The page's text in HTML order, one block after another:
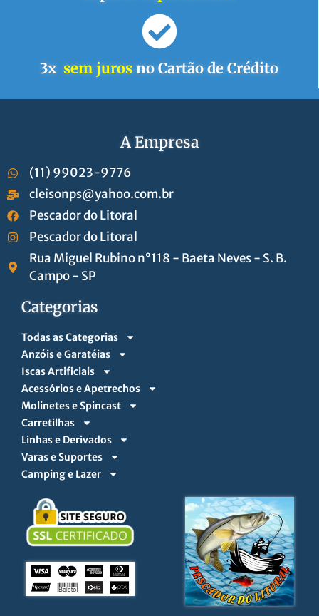
3x sem juros no Cartão de Crédito
A Empresa
(11) 99023-9776
cleisonps@yahoo.com.br
Pescador do Litoral
Pescador do Litoral
Rua Miguel Rubino n°118 - Baeta Neves - S. B.
Campo - SP
Categorias
Todas as Categorias
Anzóis e Garatéias
Iscas Artificiais
Acessórios e Apetrechos
Molinetes e Spincast
Carretilhas
Linhas e Derivados
Varas e Suportes
Camping e Lazer